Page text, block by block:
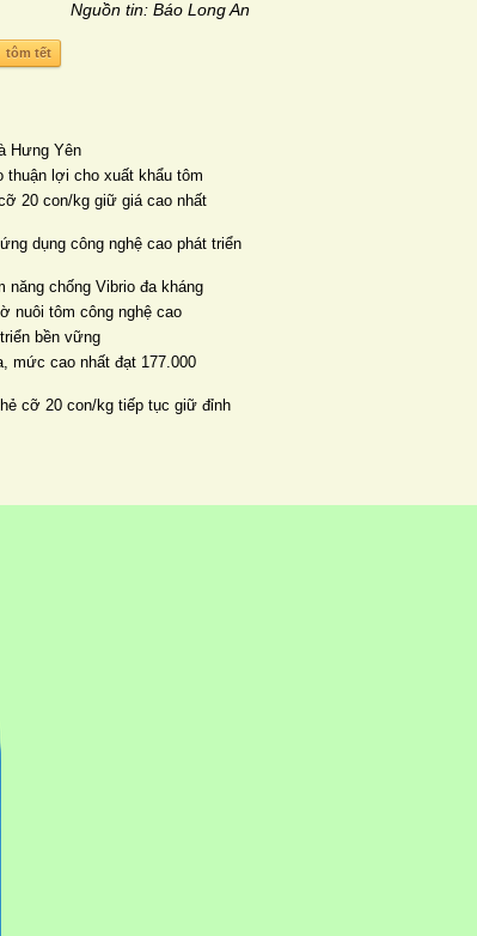
Nguồn tin: Báo Long An
tôm tết
Hưng Yên
thuận lợi cho xuất khẩu tôm
20 con/kg giữ giá cao nhất
dụng công nghệ cao phát triển
năng chống Vibrio đa kháng
nuôi tôm công nghệ cao
bền vững
mức cao nhất đạt 177.000
cỡ 20 con/kg tiếp tục giữ đỉnh